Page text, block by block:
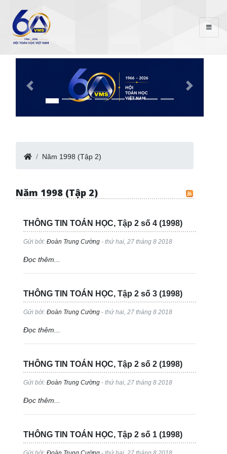
Năm 1998 (Tập 2)
Năm 1998 (Tập 2)
THÔNG TIN TOÁN HỌC, Tập 2 số 4 (1998)
Gửi bởi:Đoàn Trung Cường - thứ hai, 27 tháng 8 2018
Đọc thêm...
THÔNG TIN TOÁN HỌC, Tập 2 số 3 (1998)
Gửi bởi:Đoàn Trung Cường - thứ hai, 27 tháng 8 2018
Đọc thêm...
THÔNG TIN TOÁN HỌC, Tập 2 số 2 (1998)
Gửi bởi:Đoàn Trung Cường - thứ hai, 27 tháng 8 2018
Đọc thêm...
THÔNG TIN TOÁN HỌC, Tập 2 số 1 (1998)